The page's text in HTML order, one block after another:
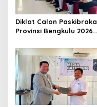
Diklat Calon Paskibraka
Provinsi Bengkulu 2026